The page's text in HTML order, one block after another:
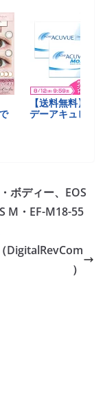
ボディー、EOS
M・EF-M18-55
DigitalRevCom
）